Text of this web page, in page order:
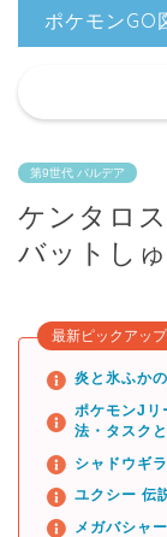
ポケモンGO
第9世代 パルデア
ケンタロ
バットし
最新ピックアッ
炎と氷ふか
ポケモンJリ
法・タスク
シャドウギ
ユクシー 伝
メガバシャ